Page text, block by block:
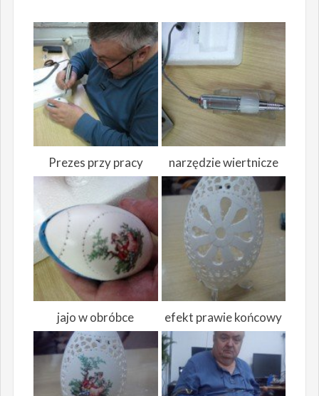
Prezes przy pracy narzędzie wiertnicze
jajo w obróbce efekt prawie końcowy